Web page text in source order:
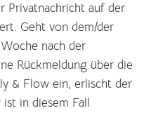
Privatnachricht auf der
Geht von dem/der
nach der
Rückmeldung über die
& Flow ein, erlischt der
in diesem Fall